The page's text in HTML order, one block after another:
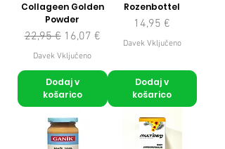
Collageen Golden
Powder
Redna cena
22,95 € Cena na razprodaji
16,07 €
Davek Vključeno
Dodaj v
košarico
Rozenbottel
Cena
14,95 €
Davek Vključeno
Dodaj v
košarico